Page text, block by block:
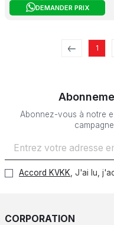
DEMANDER PRIX
1
Abonnez-vous à notre
Accord KVKK , J'ai lu,
CORPORATION